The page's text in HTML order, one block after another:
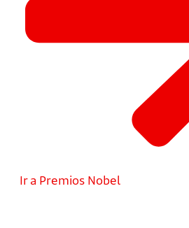
Ir a Premios Nobel